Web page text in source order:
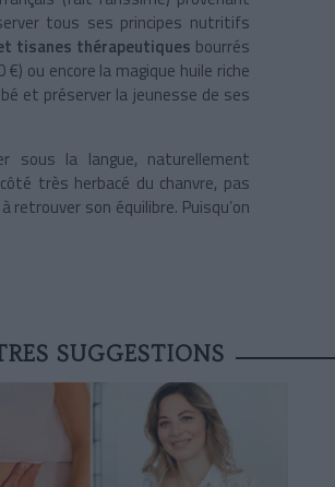
tous ses principes nutritifs
tisanes thérapeutiques bourrés
ou encore la magique huile riche
et préserver la jeunesse de ses
sous la langue, naturellement
très herbacé du chanvre, pas
son équilibre. Puisqu’on
SUGGESTIONS